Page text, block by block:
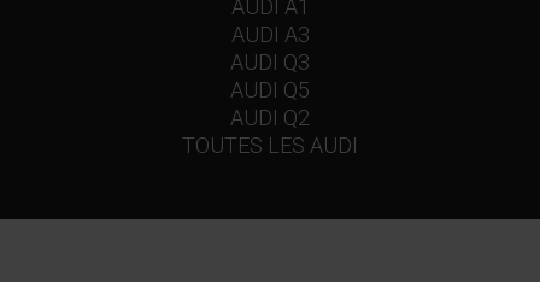
AUDI A1
AUDI A3
AUDI Q3
AUDI Q5
AUDI Q2
TOUTES LES AUDI